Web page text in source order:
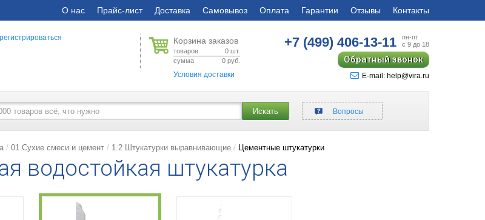
О нас Прайс-лист Доставка Самовывоз Оплата Гарантии Отзывы Контакты
Корзина заказов
товаров 0 шт.
сумма
0 руб.
Условия доставки
+7 (499)406-13-11
пн-пт
с 9 до 18
Обратный звонок
E-mail: help@vira.ru
Искать Вопросы
01.Сухие смеси и цемент 1.2 Штукатурки выравнивающие Цементные штукатурки
водостойкая штукатурка